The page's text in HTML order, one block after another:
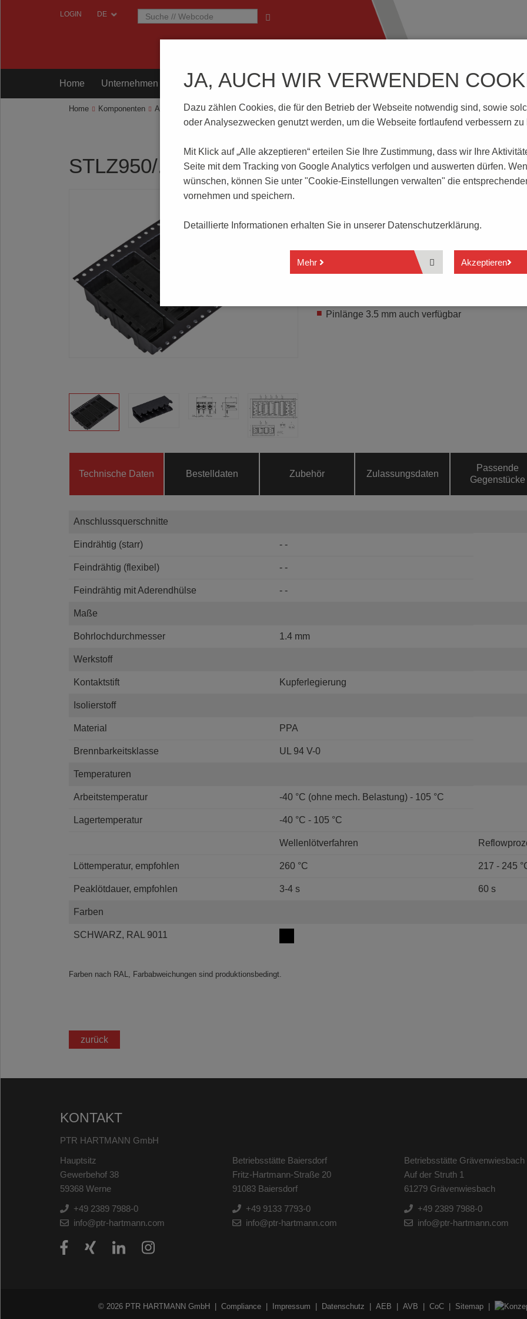
LOGIN
Home Unternehmen Komponenten Prüftechnik Wissenswertes Download | Service Branchen
Home Komponenten Anschlusstechnik STLZ950/..-5.08-H-P2.6-BK-HT (Tape-on-Reel)
STLZ950/..-5.08-H-P2.6-BK-HT
Rastermaß 5.08 mm
Automatische Bestückung (Tape on Reel)
Pinlänge 3.5 mm auch verfügbar
Technische Daten Bestelldaten Zubehör Zulassungsdaten
Passende
Gegenstücke
Anschlussquerschnitte
Eindrähtig (starr) - -
Feindrähtig (flexibel) - -
Feindrähtig mit Aderendhülse - -
Maße
Bohrlochdurchmesser 1.4 mm
Werkstoff
Kontaktstift Kupferlegierung
Isolierstoff
Material PPA
Brennbarkeitsklasse UL 94 V-0
Temperaturen
Arbeitstemperatur -40 °C (ohne mech. Belastung) - 105 °C
Lagertemperatur -40 °C - 105 °C
Wellenlötverfahren
Löttemperatur, empfohlen 260 °C 217 - 245
Peaklötdauer, empfohlen 3-4 s 60 s
Farben
SCHWARZ, RAL 9011
Farben nach RAL, Farbabweichungen sind produktionsbedingt.
zurück
KONTAKT
PTR HARTMANN GmbH
Hauptsitz
Gewerbehof 38
59368 Werne
+49 2389 7988-0
info@ptr-hartmann.com
Betriebsstätte Baiersdorf
Fritz-Hartmann-Straße 20
91083 Baiersdorf
+49 9133 7793-0
info@ptr-hartmann.com
Betriebsstätte Grävenwiesbach
Auf der Struth 1
61279 Grävenwiesbach
+49 2389 7988-0
info@ptr-hartmann.com
© 2026 PTR HARTMANN GmbH Compliance Impressum Datenschutz AEB AVB CoC Sitemap
JA, AUCH WIR VERWENDEN
Dazu zählen Cookies, die für den Betrieb der Webseite notwendig sind, sowie
oder Analysezwecken genutzt werden, um die Webseite fortlaufend verbessern zu
Mit Klick auf „Alle akzeptieren“ erteilen Sie Ihre Zustimmung, dass wir Ihre
Seite mit dem Tracking von Google Analytics verfolgen und auswerten dürfen.
wünschen, können Sie unter "Cookie-Einstellungen verwalten" die
vornehmen und speichern.
Detaillierte Informationen erhalten Sie in unserer Datenschutzerklärung.
Mehr Akzeptieren